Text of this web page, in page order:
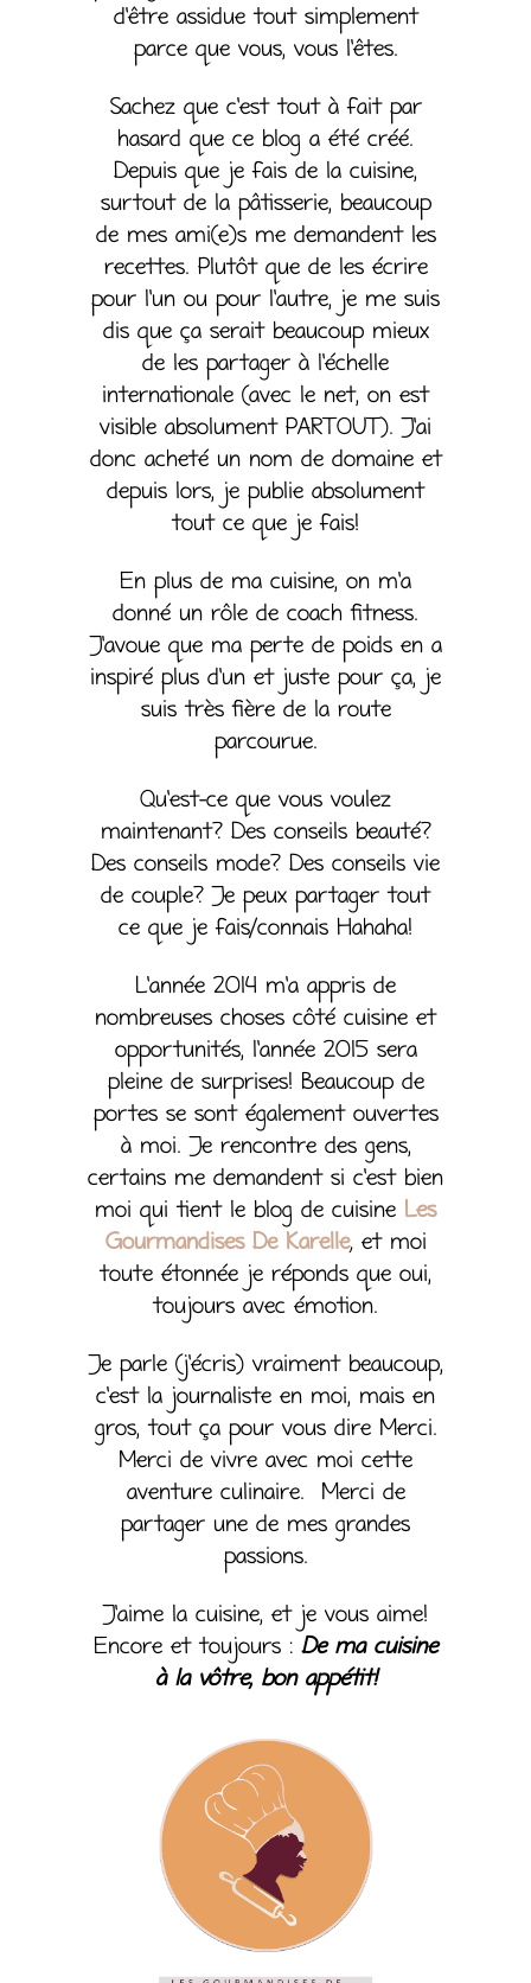
d’être assidue tout simplement
parce que vous, vous l’êtes.
Sachez que c’est tout à fait par
hasard que ce blog a été créé.
Depuis que je fais de la cuisine,
surtout de la pâtisserie, beaucoup
de mes ami(e)s me demandent les
recettes. Plutôt que de les écrire
pour l’un ou pour l’autre, je me suis
dis que ça serait beaucoup mieux
de les partager à l’échelle
internationale (avec le net, on est
visible absolument PARTOUT). J’ai
donc acheté un nom de domaine et
depuis lors, je publie absolument
tout ce que je fais!
En plus de ma cuisine, on m’a
donné un rôle de coach fitness.
J’avoue que ma perte de poids en a
inspiré plus d’un et juste pour ça, je
suis très fière de la route
parcourue.
Qu’est-ce que vous voulez
maintenant? Des conseils beauté?
Des conseils mode? Des conseils vie
de couple? Je peux partager tout
ce que je fais/connais Hahaha!
L’année 2014 m’a appris de
nombreuses choses côté cuisine et
opportunités, l’année 2015 sera
pleine de surprises! Beaucoup de
portes se sont également ouvertes
à moi. Je rencontre des gens,
certains me demandent si c’est bien
moi qui tient le blog de cuisine Les
Gourmandises De Karelle, et moi
toute étonnée je réponds que oui,
toujours avec émotion.
Je parle (j’écris) vraiment beaucoup,
c’est la journaliste en moi, mais en
gros, tout ça pour vous dire Merci.
Merci de vivre avec moi cette
aventure culinaire. Merci de
partager une de mes grandes
passions.
J’aime la cuisine, et je vous aime!
Encore et toujours : De ma cuisine
à la vôtre, bon appétit!